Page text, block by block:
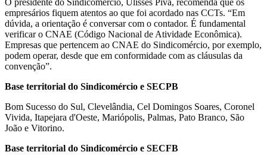
O presidente do Sindicomércio, Ulisses Piva, recomenda que os
empresários fiquem atentos ao que foi acordado nas CCTs. “Em
dúvida, a orientação é conversar com o contador. É fundamental
verificar o CNAE (Código Nacional de Atividade Econômica).
Empresas que pertencem ao CNAE do Sindicomércio, por exemplo,
podem operar, desde que em conformidade com as cláusulas da
convenção”.
Base territorial do Sindicomércio e SECPB
Bom Sucesso do Sul, Clevelândia, Cel Domingos Soares, Coronel
Vivida, Itapejara d'Oeste, Mariópolis, Palmas, Pato Branco, São
João e Vitorino.
Base territorial do Sindicomércio e SECFB